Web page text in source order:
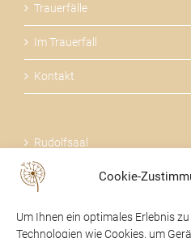
Cookie-
Um Ihnen ein optimales Erlebnis
Technologien wie Cookies, um
Trauerfälle
Im Trauerfall
Kontakt
Rudolfsaal
Über uns